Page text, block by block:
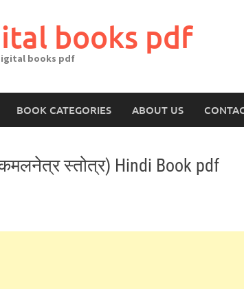
books pdf
books pdf
BOOK CATEGORIES ABOUT US
स्तोत्र) Hindi Book pdf